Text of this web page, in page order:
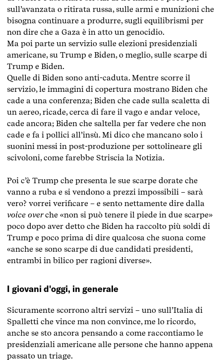
sull’avanzata o ritirata russa, sulle armi e munizioni che
bisogna continuare a produrre, sugli equilibrismi per
non dire che a Gaza è in atto un genocidio.
Ma poi parte un servizio sulle elezioni presidenziali
americane, su Trump e Biden, o meglio, sulle scarpe di
Trump e Biden.
Quelle di Biden sono anti-caduta. Mentre scorre il
servizio, le immagini di copertura mostrano Biden che
cade a una conferenza; Biden che cade sulla scaletta di
un aereo, ricade, cerca di fare il vago e andar veloce,
cade ancora; Biden che saltella per far vedere che non
cade e fa i pollici all’insù. Mi dico che mancano solo i
suonini messi in post-produzione per sottolineare gli
scivoloni, come farebbe Striscia la Notizia.
Poi c’è Trump che presenta le sue scarpe dorate che
vanno a ruba e si vendono a prezzi impossibili – sarà
vero? vorrei verificare – e sento nettamente dire dalla
voice overche «non si può tenere il piede in due scarpe»
poco dopo aver detto che Biden ha raccolto più soldi di
Trump e poco prima di dire qualcosa che suona come
«anche se sono scarpe di due candidati presidenti,
entrambi in bilico per ragioni diverse».
I giovani d'oggi, in generale
Sicuramente scorrono altri servizi – uno sull’Italia di
Spalletti che vince ma non convince, me lo ricordo,
anche se sto ancora pensando a come raccontiamo le
presidenziali americane alle persone che hanno appena
passato un triage.